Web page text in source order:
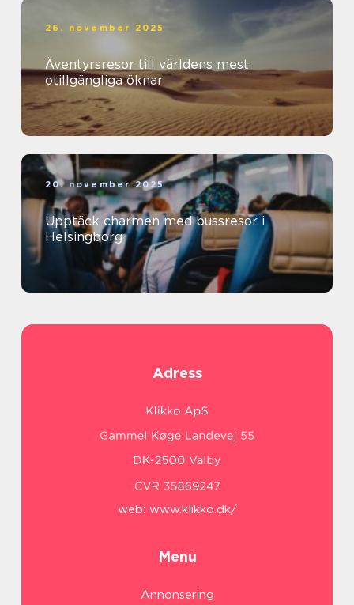
26. november 2025
Äventyrsresor till världens mest
otillgängliga öknar
20. november 2025
Upptäck charmen med bussresor i
Helsingborg
Adress
web: www.klikko.dk/
Menu
Annonsering